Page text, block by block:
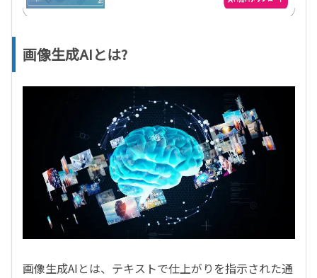
画像生成AIとは?
画像生成AIとは、テキストで仕上がりを指示された通